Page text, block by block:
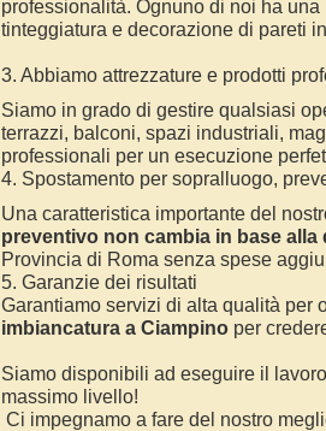
professionalità. Ognuno di noi ha
tinteggiatura e decorazione di pareti
3. Abbiamo attrezzature e prodotti
Siamo in grado di gestire qualsiasi
terrazzi, balconi, spazi industriali,
professionali per un esecuzione
4. Spostamento per sopralluogo,
Una caratteristica importante del
preventivo non cambia in base alla
Provincia di Roma senza spese
5. Garanzie dei risultati
Garantiamo servizi di alta qualità per
imbiancatura a Ciampino per
Siamo disponibili ad eseguire il
massimo livello!
Ci impegnamo a fare del nostro